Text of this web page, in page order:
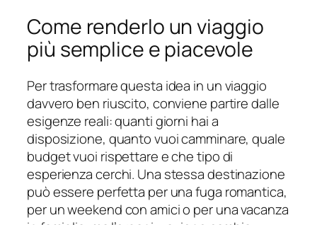
Come renderlo un viaggio
più semplice e piacevole
Per trasformare questa idea in un viaggio
davvero ben riuscito, conviene partire dalle
esigenze reali: quanti giorni hai a
disposizione, quanto vuoi camminare, quale
budget vuoi rispettare e che tipo di
esperienza cerchi. Una stessa destinazione
può essere perfetta per una fuga romantica,
per un weekend con amici o per una vacanza